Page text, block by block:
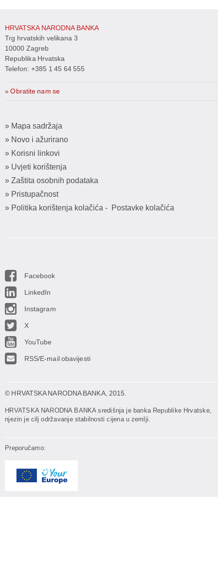
HRVATSKA NARODNA BANKA
Trg hrvatskih velikana 3
10000 Zagreb
Republika Hrvatska
Telefon: +385 1 45 64 555
» Obratite nam se
» Mapa sadržaja
» Novo i ažurirano
» Korisni linkovi
» Uvjeti korištenja
» Zaštita osobnih podataka
» Pristupačnost
» Politika korištenja kolačića - Postavke kolačića
Facebook
LinkedIn
Instagram
X
YouTube
RSS/E-mail obavijesti
© HRVATSKA NARODNA BANKA, 2015.
HRVATSKA NARODNA BANKA središnja je banka Republike Hrvatske,
njezin je cilj održavanje stabilnosti cijena u zemlji.
Preporučamo: